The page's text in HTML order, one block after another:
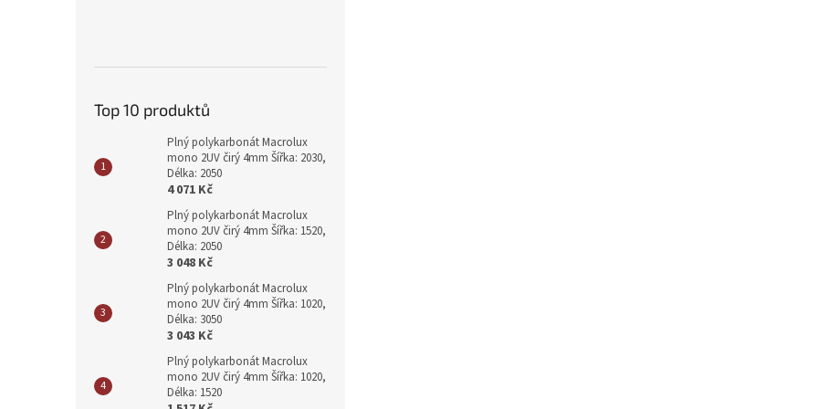
Top 10 produktů
Plný polykarbonát Macrolux
mono 2UV čirý 4mm Šířka: 2030,
Délka: 2050
4 071 Kč
Plný polykarbonát Macrolux
mono 2UV čirý 4mm Šířka: 1520,
Délka: 2050
3 048 Kč
Plný polykarbonát Macrolux
mono 2UV čirý 4mm Šířka: 1020,
Délka: 3050
3 043 Kč
Plný polykarbonát Macrolux
mono 2UV čirý 4mm Šířka: 1020,
Délka: 1520